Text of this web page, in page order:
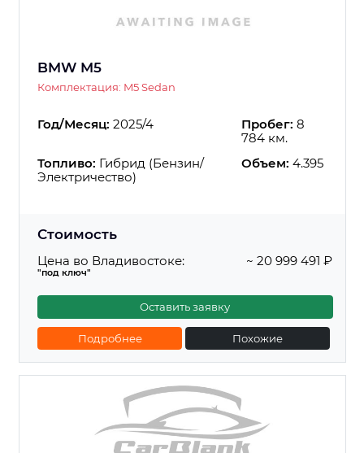
BMW M5
Комплектация: M5 Sedan
Год/Месяц: 2025/4 Пробег: 8
784 км.
Топливо: Гибрид (Бензин/
Электричество)
Объем: 4.395
Стоимость
Цена во Владивостоке:
"под ключ"
~ 20 999 491 ₽
Оставить заявку
Подробнее Похожие